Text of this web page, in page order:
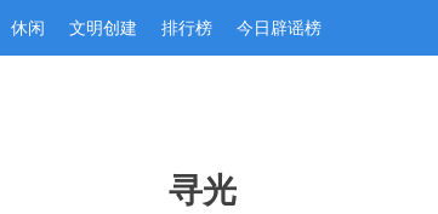
休闲 文明创建 排行榜 今日辟谣榜
寻光